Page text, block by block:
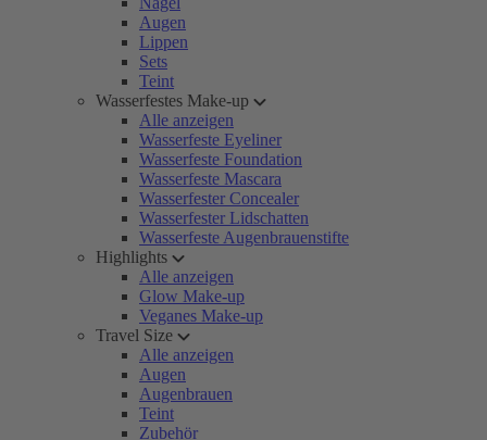
Augen
Lippen
Sets
Teint
Wasserfestes Make-up
Alle anzeigen
Wasserfeste Eyeliner
Wasserfeste Foundation
Wasserfeste Mascara
Wasserfester Concealer
Wasserfester Lidschatten
Wasserfeste Augenbrauenstifte
Highlights
Alle anzeigen
Glow Make-up
Veganes Make-up
Travel Size
Alle anzeigen
Augen
Augenbrauen
Teint
Zubehör